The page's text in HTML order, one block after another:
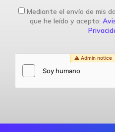
Mediante el envío de mis
que he leído y acepto: